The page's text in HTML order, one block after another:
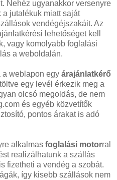
Nehéz ugyanakkor versenyre
jutalékuk miatt saját
vendégéjszakáit. Az
lehetőséget kell
vagy komolyabb foglalási
a weboldalán.
a weblapon egy árajánlatkérő
egy levél érkezik meg a
olcsó megoldás, de nem
és egyéb közvetítők
pontos árakat is adó
alkalmas foglalási motorral
realizálhatunk a szállás
fizetheti a vendég a szobát.
így kisebb szállások nem